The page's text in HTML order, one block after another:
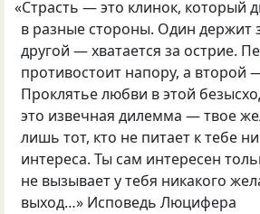
«Страсть — это клинок, который
в разные стороны. Один держит
другой — хватается за острие.
противостоит напору, а второй
Проклятье любви в этой
это извечная дилемма — твое
лишь тот, кто не питает к тебе
интереса. Ты сам интересен
не вызывает у тебя никакого
выход…» Исповедь Люцифера